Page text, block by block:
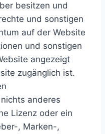
besitzen und
und sonstigen
auf der Website
und sonstigen
angezeigt
zugänglich ist.
anderes
Lizenz oder ein
, Marken-,